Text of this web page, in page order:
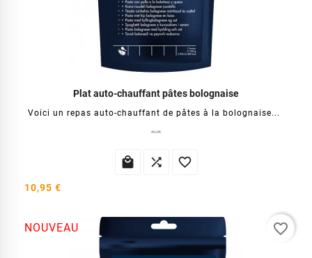
Plat auto-chauffant pâtes bolognaise
Voici un repas auto-chauffant de pâtes à la bolognaise...
  
10,95 €
NOUVEAU favorite_border